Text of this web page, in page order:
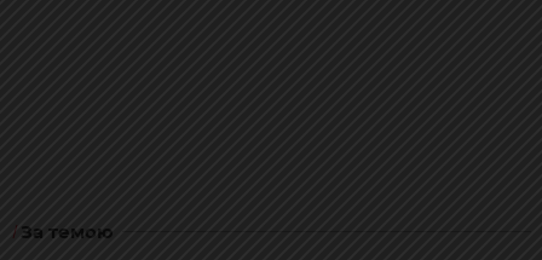
За темою